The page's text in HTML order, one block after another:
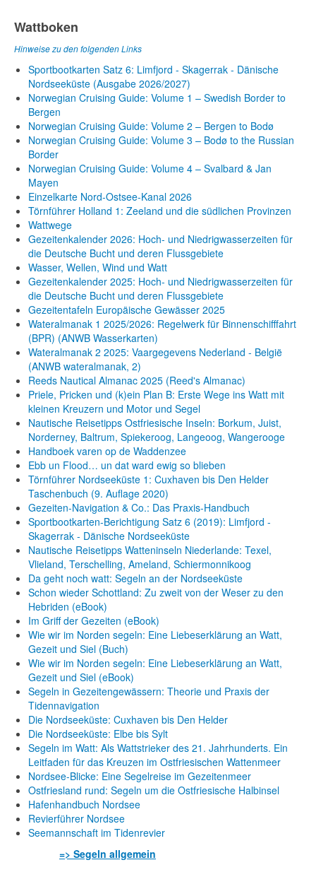
Wattboken
Hinweise zu den folgenden Links
Sportbootkarten Satz 6: Limfjord - Skagerrak - Dänische
Nordseeküste (Ausgabe 2026/2027)
Norwegian Cruising Guide: Volume 1 – Swedish Border to
Bergen
Norwegian Cruising Guide: Volume 2 – Bergen to Bodø
Norwegian Cruising Guide: Volume 3 – Bodø to the Russian
Border
Norwegian Cruising Guide: Volume 4 – Svalbard & Jan
Mayen
Einzelkarte Nord-Ostsee-Kanal 2026
Törnführer Holland 1: Zeeland und die südlichen Provinzen
Wattwege
Gezeitenkalender 2026: Hoch- und Niedrigwasserzeiten für
die Deutsche Bucht und deren Flussgebiete
Wasser, Wellen, Wind und Watt
Gezeitenkalender 2025: Hoch- und Niedrigwasserzeiten für
die Deutsche Bucht und deren Flussgebiete
Gezeitentafeln Europäische Gewässer 2025
Wateralmanak 1 2025/2026: Regelwerk für Binnenschifffahrt
(BPR) (ANWB Wasserkarten)
Wateralmanak 2 2025: Vaargegevens Nederland - België
(ANWB wateralmanak, 2)
Reeds Nautical Almanac 2025 (Reed's Almanac)
Priele, Pricken und (k)ein Plan B: Erste Wege ins Watt mit
kleinen Kreuzern und Motor und Segel
Nautische Reisetipps Ostfriesische Inseln: Borkum, Juist,
Norderney, Baltrum, Spiekeroog, Langeoog, Wangerooge
Handboek varen op de Waddenzee
Ebb un Flood… un dat ward ewig so blieben
Törnführer Nordseeküste 1: Cuxhaven bis Den Helder
Taschenbuch (9. Auflage 2020)
Gezeiten-Navigation & Co.: Das Praxis-Handbuch
Sportbootkarten-Berichtigung Satz 6 (2019): Limfjord -
Skagerrak - Dänische Nordseeküste
Nautische Reisetipps Watteninseln Niederlande: Texel,
Vlieland, Terschelling, Ameland, Schiermonnikoog
Da geht noch watt: Segeln an der Nordseeküste
Schon wieder Schottland: Zu zweit von der Weser zu den
Hebriden (eBook)
Im Griff der Gezeiten (eBook)
Wie wir im Norden segeln: Eine Liebeserklärung an Watt,
Gezeit und Siel (Buch)
Wie wir im Norden segeln: Eine Liebeserklärung an Watt,
Gezeit und Siel (eBook)
Segeln in Gezeitengewässern: Theorie und Praxis der
Tidennavigation
Die Nordseeküste: Cuxhaven bis Den Helder
Die Nordseeküste: Elbe bis Sylt
Segeln im Watt: Als Wattstrieker des 21. Jahrhunderts. Ein
Leitfaden für das Kreuzen im Ostfriesischen Wattenmeer
Nordsee-Blicke: Eine Segelreise im Gezeitenmeer
Ostfriesland rund: Segeln um die Ostfriesische Halbinsel
Hafenhandbuch Nordsee
Revierführer Nordsee
Seemannschaft im Tidenrevier
=> Segeln allgemein